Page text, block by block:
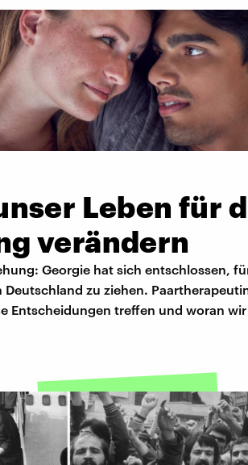
Leben für
verändern
Georgie hat sich entschlossen,
zu ziehen.
Entscheidungen treffen und woran